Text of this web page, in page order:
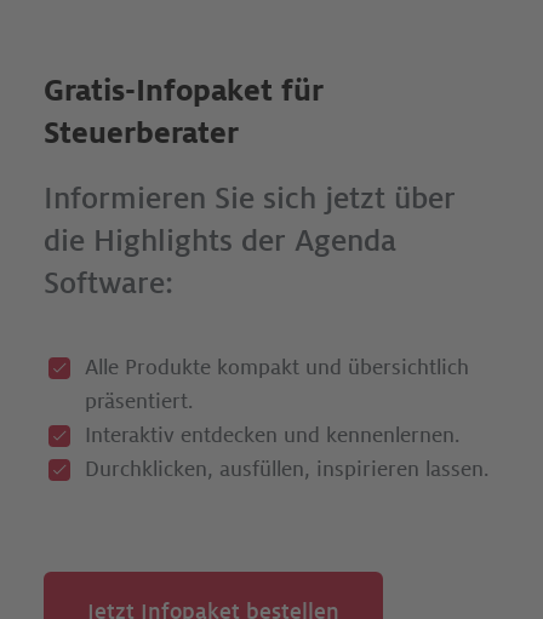
Gratis-Infopaket für
Steuerberater
Informieren Sie sich jetzt über
die Highlights der Agenda
Software:
Alle Produkte kompakt und übersichtlich
präsentiert.
Interaktiv entdecken und kennenlernen.
Durchklicken, ausfüllen, inspirieren lassen.­
Jetzt Infopaket bestellen